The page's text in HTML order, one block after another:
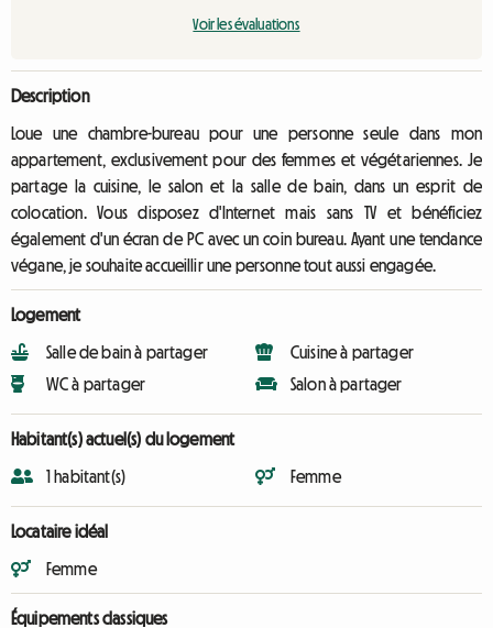
Voir les évaluations
Description
Loue une chambre-bureau pour une personne seule dans mon
appartement, exclusivement pour des femmes et végétariennes. Je
partage la cuisine, le salon et la salle de bain, dans un esprit de
colocation. Vous disposez d'Internet mais sans TV et bénéficiez
également d'un écran de PC avec un coin bureau. Ayant une tendance
végane, je souhaite accueillir une personne tout aussi engagée.
Logement
Salle de bain à partager
WC à partager
Cuisine à partager
Salon à partager
Habitant(s) actuel(s) du logement
1 habitant(s) Femme
Locataire idéal
Femme
Équipements classiques